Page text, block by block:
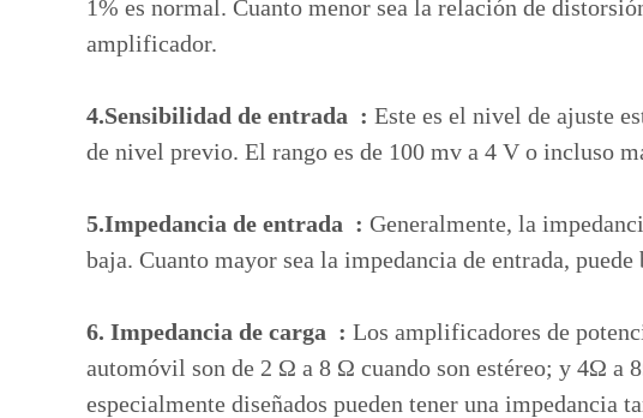
1% es normal. Cuanto menor sea la relación de
amplificador.
4.Sensibilidad de entrada : Este es el nivel de ajuste
de nivel previo. El rango es de 100 mv a 4 V o incluso
5.Impedancia de entrada : Generalmente, la
baja. Cuanto mayor sea la impedancia de entrada,
6. Impedancia de carga : Los amplificadores de
automóvil son de 2 Ω a 8 Ω cuando son estéreo; y 4Ω a
especialmente diseñados pueden tener una impedancia